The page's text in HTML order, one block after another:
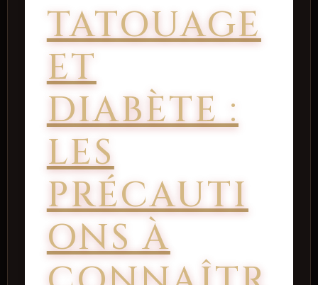
TATOUAGE
ET
DIABÈTE :
LES
PRÉCAUTI
ONS À